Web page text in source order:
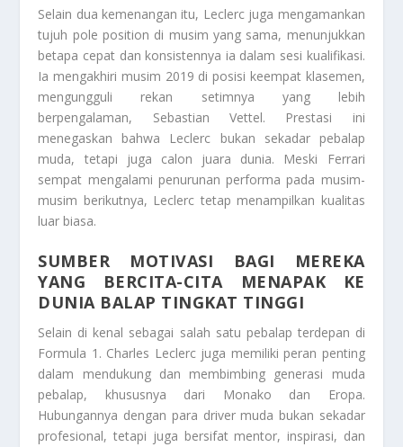
Selain dua kemenangan itu, Leclerc juga mengamankan
tujuh pole position di musim yang sama, menunjukkan
betapa cepat dan konsistennya ia dalam sesi kualifikasi.
Ia mengakhiri musim 2019 di posisi keempat klasemen,
mengungguli rekan setimnya yang lebih
berpengalaman, Sebastian Vettel. Prestasi ini
menegaskan bahwa Leclerc bukan sekadar pebalap
muda, tetapi juga calon juara dunia. Meski Ferrari
sempat mengalami penurunan performa pada musim-
musim berikutnya, Leclerc tetap menampilkan kualitas
luar biasa.
SUMBER MOTIVASI BAGI MEREKA
YANG BERCITA-CITA MENAPAK KE
DUNIA BALAP TINGKAT TINGGI
Selain di kenal sebagai salah satu pebalap terdepan di
Formula 1. Charles Leclerc juga memiliki peran penting
dalam mendukung dan membimbing generasi muda
pebalap, khususnya dari Monako dan Eropa.
Hubungannya dengan para driver muda bukan sekadar
profesional, tetapi juga bersifat mentor, inspirasi, dan